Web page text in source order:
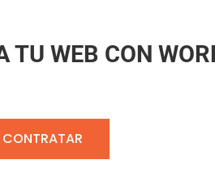
TU WEB CON
CONTRATAR